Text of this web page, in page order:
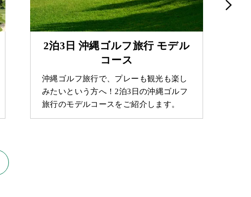
2泊3日 沖縄ゴルフ旅行 モデル
コース
沖縄ゴルフ旅行で、プレーも観光も楽し
みたいという方へ！2泊3日の沖縄ゴルフ
旅行のモデルコースをご紹介します。